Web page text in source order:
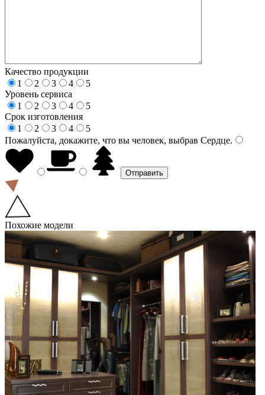
Качество продукции
1
2 3 4
5
Уровень сервиса
1
2 3 4
5
Срок изготовления
1
2 3 4
5
Пожалуйста, докажите, что вы человек, выбрав Сердце.
Похожие модели